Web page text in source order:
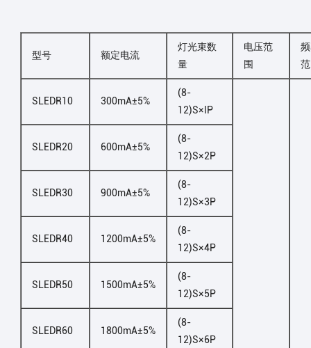
型号 额定电流
灯光束数
量
电压范
围
SLEDR10 300mA±5%
(8-
12)S×lP
SLEDR20 600mA±5%
(8-
12)S×2P
SLEDR30 900mA±5%
(8-
12)S×3P
SLEDR40 1200mA±5%
(8-
12)S×4P
SLEDR50 1500mA±5%
(8-
12)S×5P
SLEDR60 1800mA±5%
(8-
12)S×6P